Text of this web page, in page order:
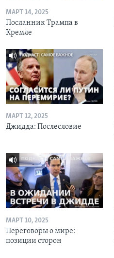
МАРТ 14, 2025
Посланник Трампа в
Кремле
МАРТ 12, 2025
Джидда: Послесловие
МАРТ 10, 2025
Переговоры о мире:
позиции сторон